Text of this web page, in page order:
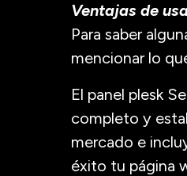
Ventajas de
Para saber
mencionar lo
El panel plesk
completo y
mercado e
éxito tu página